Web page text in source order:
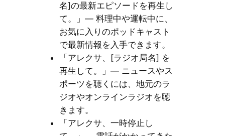
名]の最新エピソードを再生し
て。」— 料理中や運転中に、
お気に入りのポッドキャスト
で最新情報を入手できます。
「アレクサ、[ラジオ局名] を
再生して。」— ニュースやス
ポーツを聴くには、地元のラ
ジオやオンラインラジオを聴
きます。
「アレクサ、一時停止し